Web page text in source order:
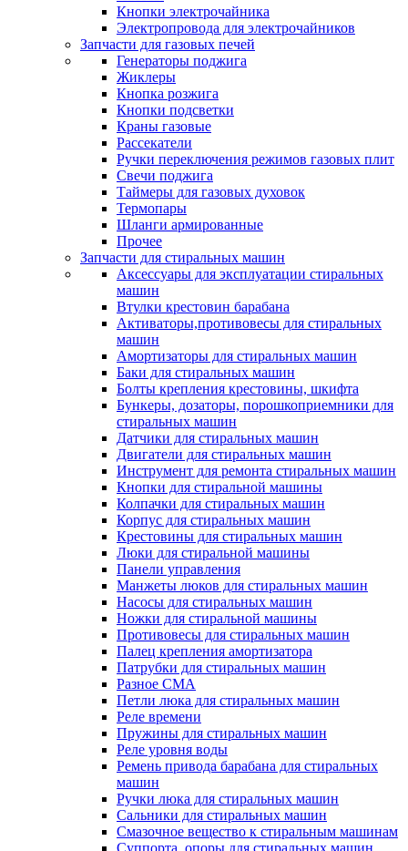
Кнопки электрочайника
Электропровода для электрочайников
Запчасти для газовых печей
Генераторы поджига
Жиклеры
Кнопка розжига
Кнопки подсветки
Краны газовые
Рассекатели
Ручки переключения режимов газовых плит
Свечи поджига
Таймеры для газовых духовок
Термопары
Шланги армированные
Прочее
Запчасти для стиральных машин
Аксессуары для эксплуатации стиральных
машин
Втулки крестовин барабана
Активаторы,противовесы для стиральных
машин
Амортизаторы для стиральных машин
Баки для стиральных машин
Болты крепления крестовины, шкифта
Бункеры, дозаторы, порошкоприемники для
стиральных машин
Датчики для стиральных машин
Двигатели для стиральных машин
Инструмент для ремонта стиральных машин
Кнопки для стиральной машины
Колпачки для стиральных машин
Корпус для стиральных машин
Крестовины для стиральных машин
Люки для стиральной машины
Панели управления
Манжеты люков для стиральных машин
Насосы для стиральных машин
Ножки для стиральной машины
Противовесы для стиральных машин
Палец крепления амортизатора
Патрубки для стиральных машин
Разное СМА
Петли люка для стиральных машин
Реле времени
Пружины для стиральных машин
Реле уровня воды
Ремень привода барабана для стиральных
машин
Ручки люка для стиральных машин
Сальники для стиральных машин
Смазочное вещество к стиральным машинам
Суппорта, опоры для стиральных машин